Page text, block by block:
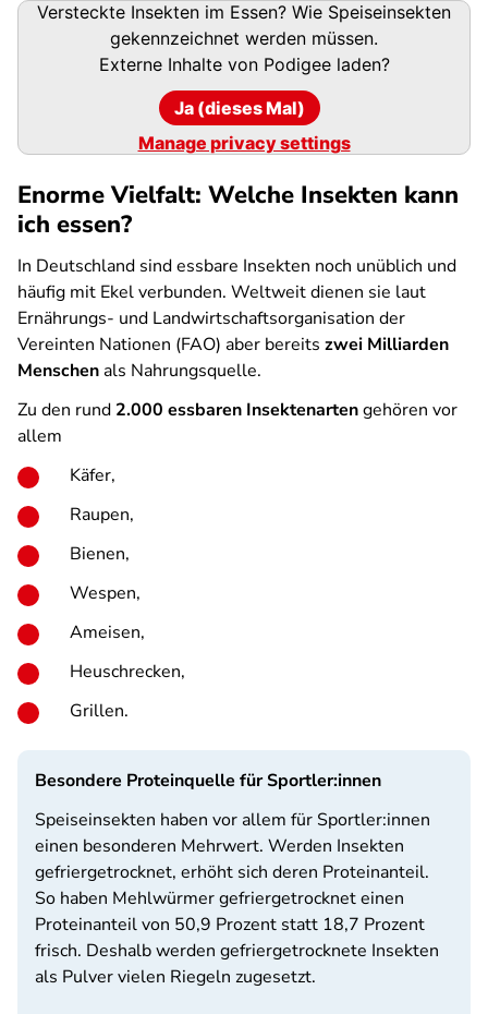
Podigee-
Versteckte Insekten im Essen? Wie Speiseinsekten
gekennzeichnet werden müssen.
Externe Inhalte von Podigeeladen?
Ja (dieses Mal)
Manage privacy settings
Enorme Vielfalt: Welche Insekten kann
ich essen?
In Deutschland sind essbare Insekten noch unüblich und
häufig mit Ekel verbunden. Weltweit dienen sie laut
Ernährungs- und Landwirtschaftsorganisation der
Vereinten Nationen (FAO) aber bereits zwei Milliarden
Menschenals Nahrungsquelle.
Zu den rund 2.000 essbaren Insektenartengehören vor
allem
Käfer,
Raupen,
Bienen,
Wespen,
Ameisen,
Heuschrecken,
Grillen.
Besondere Proteinquelle für Sportler:innen
Speiseinsekten haben vor allem für Sportler:innen
einen besonderen Mehrwert. Werden Insekten
gefriergetrocknet, erhöht sich deren Proteinanteil.
So haben Mehlwürmer gefriergetrocknet einen
Proteinanteil von 50,9 Prozent statt 18,7 Prozent
frisch. Deshalb werden gefriergetrocknete Insekten
als Pulver vielen Riegeln zugesetzt.